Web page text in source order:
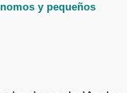
y pequeños